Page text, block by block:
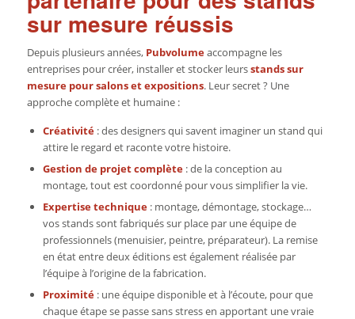
sur mesure réussis
Depuis plusieurs années, Pubvolumeaccompagne les
entreprises pour créer, installer et stocker leursstands sur
mesure pour salons et expositions. Leur secret ? Une
approche complète et humaine :
Créativité: des designers qui savent imaginer un stand qui
attire le regard et raconte votre histoire.
Gestion de projet complète: de la conception au
montage, tout est coordonné pour vous simplifier la vie.
Expertise technique: montage, démontage, stockage…
vos stands sont fabriqués sur place par une équipe de
professionnels (menuisier, peintre, préparateur). La remise
en état entre deux éditions est également réalisée par
l’équipe à l’origine de la fabrication.
Proximité: une équipe disponible et à l’écoute, pour que
chaque étape se passe sans stress en apportant une vraie